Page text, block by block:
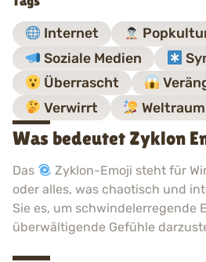
Internet
Soziale Medien
Überrascht
Verwirrt
Weltraum
Was bedeutet Zyklon
Das
Zyklon-Emoji steht für
oder alles, was chaotisch und
Sie es, um schwindelerregende
überwältigende Gefühle